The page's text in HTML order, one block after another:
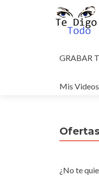
to
GRABAR
Mis Videos
Ofertas
¿No te